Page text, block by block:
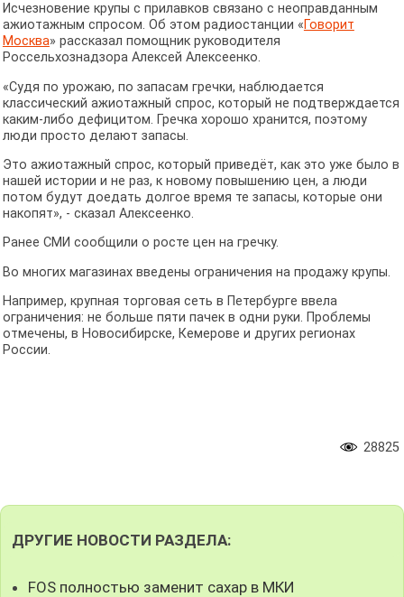
Исчезновение крупы с прилавков связано с неоправданным
ажиотажным спросом. Об этом радиостанции «Говорит
Москва» рассказал помощник руководителя
Россельхознадзора Алексей Алексеенко.
«Судя по урожаю, по запасам гречки, наблюдается
классический ажиотажный спрос, который не подтверждается
каким-либо дефицитом. Гречка хорошо хранится, поэтому
люди просто делают запасы.
Это ажиотажный спрос, который приведёт, как это уже было в
нашей истории и не раз, к новому повышению цен, а люди
потом будут доедать долгое время те запасы, которые они
накопят», - сказал Алексеенко.
Ранее СМИ сообщили о росте цен на гречку.
Во многих магазинах введены ограничения на продажу крупы.
Например, крупная торговая сеть в Петербурге ввела
ограничения: не больше пяти пачек в одни руки. Проблемы
отмечены, в Новосибирске, Кемерове и других регионах
России.
28825
ДРУГИЕ НОВОСТИ РАЗДЕЛА:
FOS полностью заменит сахар в МКИ